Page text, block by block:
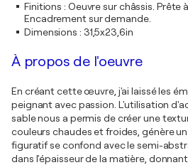
Finitions : Oeuvre sur châssis. Prête
Encadrement sur demande.
Dimensions : 31,5x23,6in
À propos de l'oeuvre
En créant cette œuvre, j'ai laissé les
peignant avec passion. L'utilisation
sable nous a permis de créer une
couleurs chaudes et froides, génère
figuratif se confond avec le semi-
dans l'épaisseur de la matière,